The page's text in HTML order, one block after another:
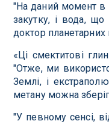
"На даний момент в
закутку, і вода, що
доктор
«Ці смектитові
"Отже, ми
Землі, і
метану можна
"У певному сенсі,